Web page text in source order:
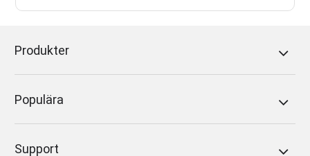
Produkter
Populära
Support